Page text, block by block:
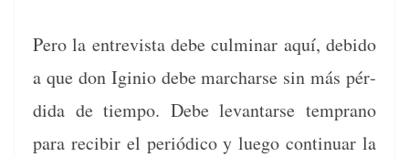
Pero la entre­vista debe cul­mi­nar aquí, debido
a que don Iginio debe mar­charse sin más pér­
di­da de tiem­po. Debe lev­an­tarse tem­pra­no
para recibir el per­iódi­co y luego con­tin­uar la